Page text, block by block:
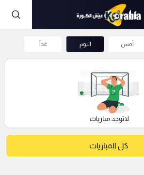
أمس اليوم غداً
كل المباريات